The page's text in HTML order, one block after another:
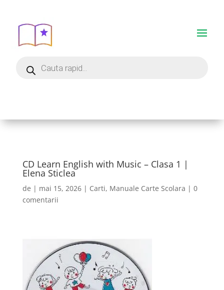
CD Learn English with Music – Clasa 1 |
Elena Sticlea
de | mai 15, 2026| Carti, Manuale Carte Scolara | 0
comentarii